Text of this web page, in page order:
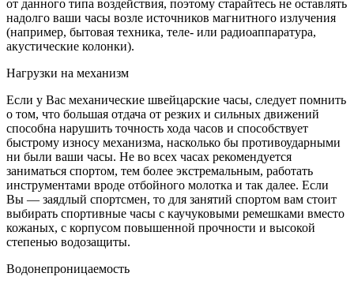
от данного типа воздействия, поэтому старайтесь не оставлять
надолго ваши часы возле источников магнитного излучения
(например, бытовая техника, теле- или радиоаппаратура,
акустические колонки).
Нагрузки на механизм
Если у Вас механические швейцарские часы, следует помнить
о том, что большая отдача от резких и сильных движений
способна нарушить точность хода часов и способствует
быстрому износу механизма, насколько бы противоударными
ни были ваши часы. Не во всех часах рекомендуется
заниматься спортом, тем более экстремальным, работать
инструментами вроде отбойного молотка и так далее. Если
Вы — заядлый спортсмен, то для занятий спортом вам стоит
выбирать спортивные часы с каучуковыми ремешками вместо
кожаных, с корпусом повышенной прочности и высокой
степенью водозащиты.
Водонепроницаемость